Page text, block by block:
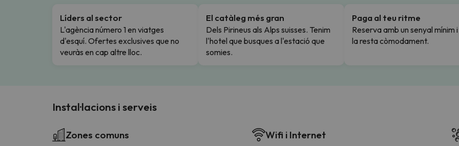
Líders al sector
L'agència número 1 en viatges
d'esquí. Ofertes exclusives que no
veuràs en cap altre lloc.
El catàleg més gran
Dels Pirineus als Alps suisses. Tenim
l'hotel que busques a l'estació que
somies.
Paga al teu ritme
Reserva amb un senyal mínim
la resta còmodament.
Instal·lacions i serveis
Zones comuns Wifi i Internet